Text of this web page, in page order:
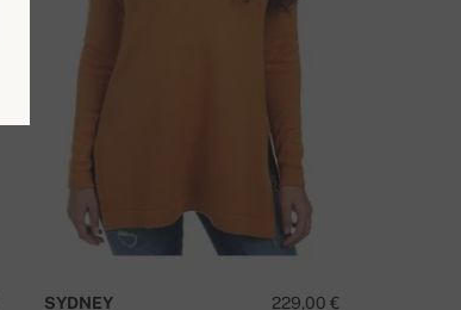
229,00 €
SYDNEY